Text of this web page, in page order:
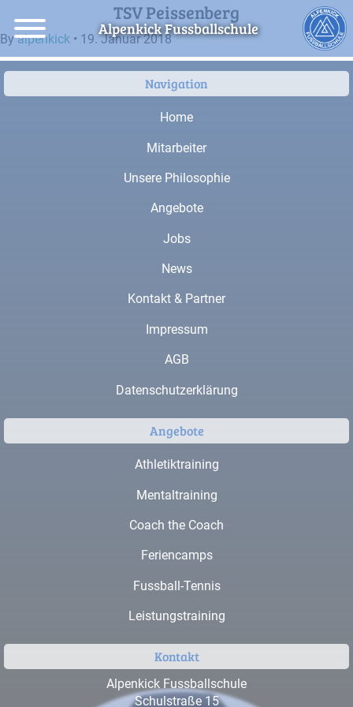
Alpenkick Fussballschule
TSV Peissenberg
Byalpenkick • 19. Januar 2018
Navigation
Home
Mitarbeiter
Unsere Philosophie
Angebote
Jobs
News
Kontakt & Partner
Impressum
AGB
Datenschutzerklärung
Angebote
Athletiktraining
Mentaltraining
Coach the Coach
Feriencamps
Fussball-Tennis
Leistungstraining
Kontakt
Alpenkick Fussballschule
Schulstraße 15